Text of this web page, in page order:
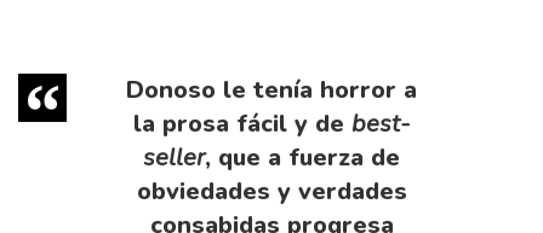
Donoso le tenía horror a
la prosa fácil y de best-
seller, que a fuerza de
obviedades y verdades
consabidas progresa